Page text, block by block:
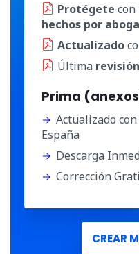
Protégete con
hechos por
Actualizado
Última
Prima
Actualizado
España
Descarga
Corrección
CREAR